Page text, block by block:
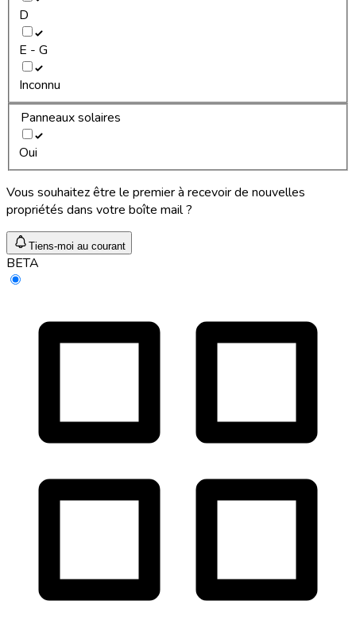
D
E - G
Inconnu
Panneaux solaires
Oui
Vous souhaitez être le premier à recevoir de nouvelles
propriétés dans votre boîte mail ?
Tiens-moi au courant
BETA